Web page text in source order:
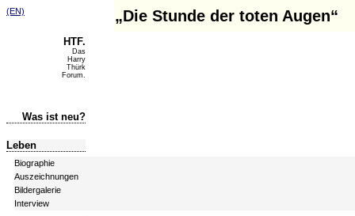
(EN)
HTF.
Das
Harry
Thürk
Forum.
Was ist neu?
Leben
Biographie
Auszeichnungen
Bildergalerie
Interview
„Die Stunde der toten Augen“